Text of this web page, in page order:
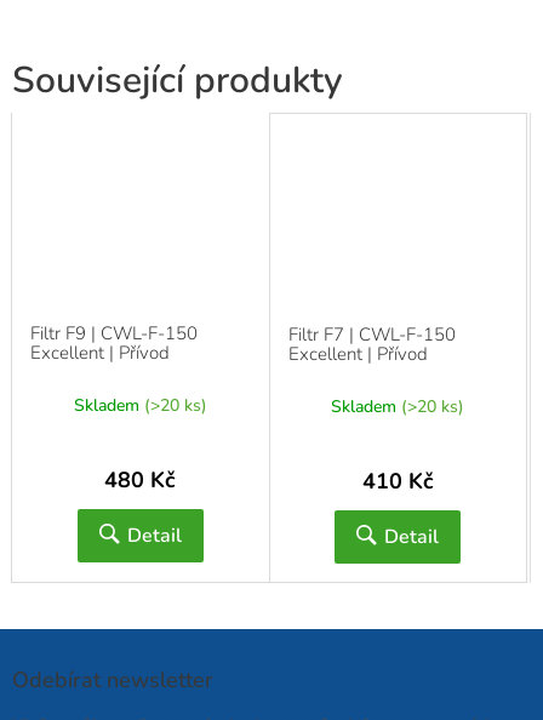
Související produkty
Filtr F9 | CWL-F-150
Excellent | Přívod
Skladem (>20 ks)
480 Kč
Detail
Filtr F7 | CWL-F-150
Excellent | Přívod
Skladem (>20 ks)
410 Kč
Detail
Odebírat newsletter